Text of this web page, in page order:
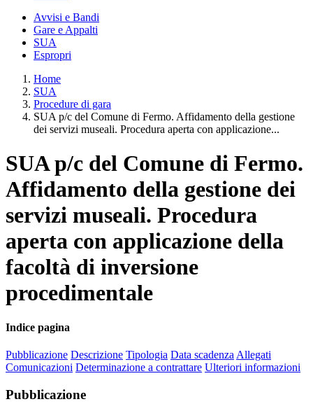
Avvisi e Bandi
Gare e Appalti
SUA
Espropri
Home
SUA
Procedure di gara
SUA p/c del Comune di Fermo. Affidamento della gestione
dei servizi museali. Procedura aperta con applicazione...
SUA p/c del Comune di Fermo.
Affidamento della gestione dei
servizi museali. Procedura
aperta con applicazione della
facoltà di inversione
procedimentale
Indice pagina
Pubblicazione Descrizione Tipologia Data scadenza Allegati
Comunicazioni Determinazione a contrattare Ulteriori informazioni
Pubblicazione